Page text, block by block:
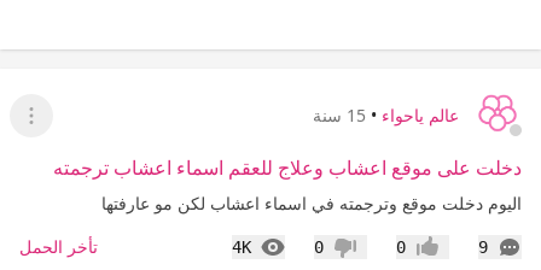
عالم ياحواء • 15 سنة
عرض
دخلت على موقع اعشاب وعلاج للعقم اسماء اعشاب ترجمته
اليوم دخلت موقع وترجمته في اسماء اعشاب لكن مو عارفتها
9
التعليقات إعجاب0 عدم إعجاب
0
4K
المشاهدات تأخر الحمل